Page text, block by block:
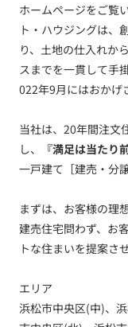
ホームページをご覧
ト・ハウジングは、
り、土地の仕入れか
スまでを一貫して手
022年9月にはおかげ
当社は、20年間注文
し、
『満足は当たり
一戸建て［建売・分
まずは、お客様の理
建売住宅問わず、お
トな住まいを提案さ
エリア
浜松市中央区(中)、